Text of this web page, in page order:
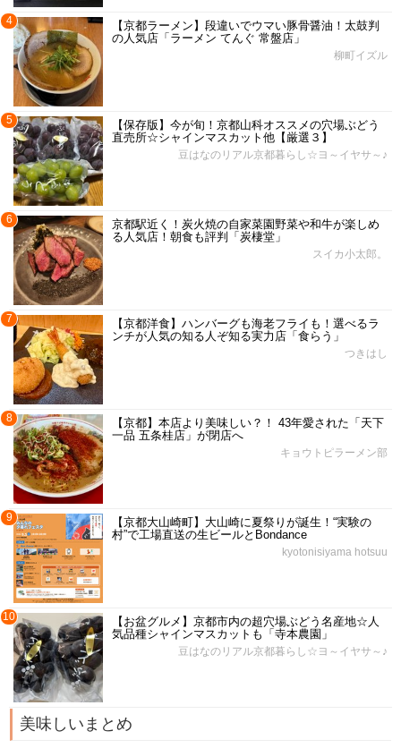
4
【京都ラーメン】段違いでウマい豚骨醤油！太鼓判
の人気店「ラーメン てんぐ 常盤店」
柳町イズル
5
【保存版】今が旬！京都山科オススメの穴場ぶどう
直売所☆シャインマスカット他【厳選３】
豆はなのリアル京都暮らし☆ヨ～イヤサ～♪
6
京都駅近く！炭火焼の自家菜園野菜や和牛が楽しめ
る人気店！朝食も評判「炭棲堂」
スイカ小太郎。
7
【京都洋食】ハンバーグも海老フライも！選べるラ
ンチが人気の知る人ぞ知る実力店「食らう」
つきはし
8
【京都】本店より美味しい？！ 43年愛された「天下
一品 五条桂店」が閉店へ
キョウトピラーメン部
9
【京都大山崎町】大山崎に夏祭りが誕生！“実験の
村”で工場直送の生ビールとBondance
kyotonisiyama hotsuu
10
【お盆グルメ】京都市内の超穴場ぶどう名産地☆人
気品種シャインマスカットも「寺本農園」
豆はなのリアル京都暮らし☆ヨ～イヤサ～♪
美味しいまとめ